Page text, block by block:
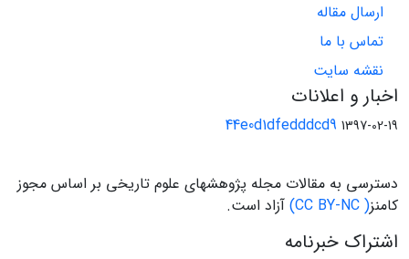
ارسال مقاله
تماس با ما
نقشه سایت
اخبار و اعلانات
44e0d1dfedddcd9 1397-02-19
دسترسی به مقالات مجله پژوهشهای علوم تاریخی بر اساس مجوز
کامنز( CC BY-NC) آزاد است.
اشتراک خبرنامه